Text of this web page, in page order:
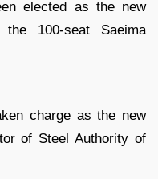
elected as the new
100-seat Saeima
charge as the new
of Steel Authority of